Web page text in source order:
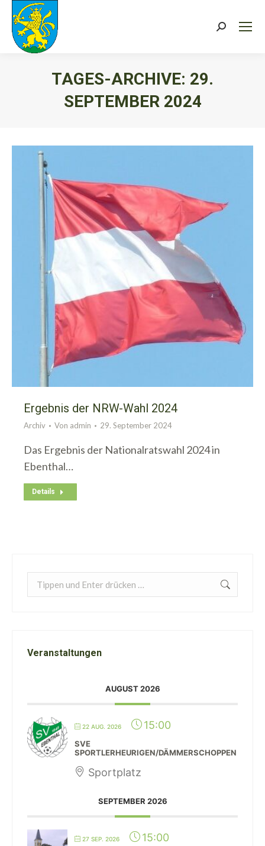
Search:
TAGES-ARCHIVE: 29.
SEPTEMBER 2024
Ergebnis der NRW-Wahl 2024
Archiv Von admin 29. September 2024
Das Ergebnis der Nationalratswahl 2024 in
Ebenthal…
Details
Search:
Veranstaltungen
AUGUST 2026
22 AUG. 2026 15:00
SVE
SPORTLERHEURIGEN/DÄMMERSCHOPPEN
Sportplatz
SEPTEMBER 2026
27 SEP. 2026 15:00